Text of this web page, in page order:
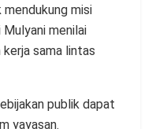
misi
Mulyani menilai
sama lintas
publik dapat
yayasan.